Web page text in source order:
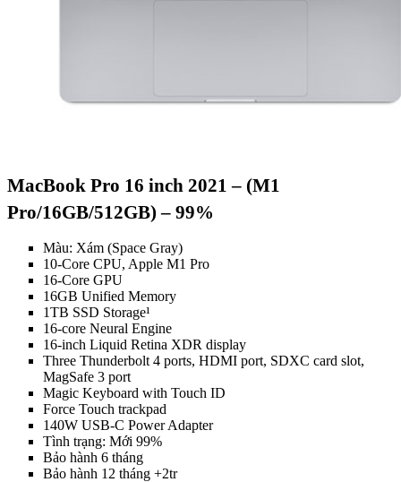
MacBook Pro 16 inch 2021 – (M1
Pro/16GB/512GB) – 99%
Màu: Xám (Space Gray)
10-Core CPU, Apple M1 Pro
16-Core GPU
16GB Unified Memory
1TB SSD Storage¹
16-core Neural Engine
16-inch Liquid Retina XDR display
Three Thunderbolt 4 ports, HDMI port, SDXC card slot,
MagSafe 3 port
Magic Keyboard with Touch ID
Force Touch trackpad
140W USB-C Power Adapter
Tình trạng: Mới 99%
Bảo hành 6 tháng
Bảo hành 12 tháng +2tr